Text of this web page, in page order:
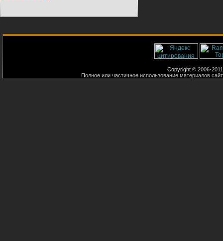
Copyright © 2006-
Полное или частичное использование материалов